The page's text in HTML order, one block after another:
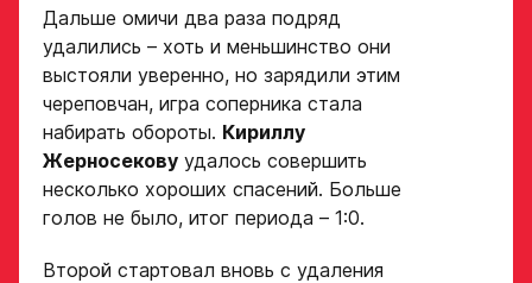
Дальше омичи два раза подряд
удалились – хоть и меньшинство они
выстояли уверенно, но зарядили этим
череповчан, игра соперника стала
набирать обороты. Кириллу
Жерносекову удалось совершить
несколько хороших спасений. Больше
голов не было, итог периода – 1:0.
Второй стартовал вновь с удаления
в Хоккейную
Академию
«Авангард»
Форма только
для игроков 2008–
2014 гг. р.
2007 г. р. — набор